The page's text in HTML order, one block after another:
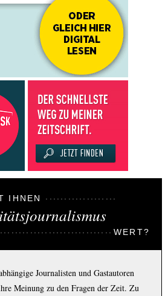
IHNEN
WERT?
Journalisten und Gastautoren
Meinung zu den Fragen der Zeit. Zu